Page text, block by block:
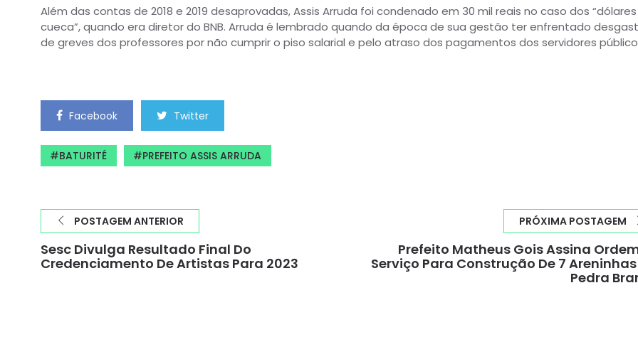
Além das contas de 2018 e 2019 desaprovadas, Assis Arruda foi condenado em 30 mil reais no caso dos
cueca”, quando era diretor do BNB. Arruda é lembrado quando da época de sua gestão ter enfrentado
de greves dos professores por não cumprir o piso salarial e pelo atraso dos pagamentos dos servidores
Facebook Twitter
BATURITÉ PREFEITO ASSIS ARRUDA
POSTAGEM ANTERIOR
Sesc Divulga Resultado Final Do
Credenciamento De Artistas Para 2023
PRÓXIMA POSTAGEM
Prefeito Matheus Gois Assina
Serviço Para Construção De 7
Pedra